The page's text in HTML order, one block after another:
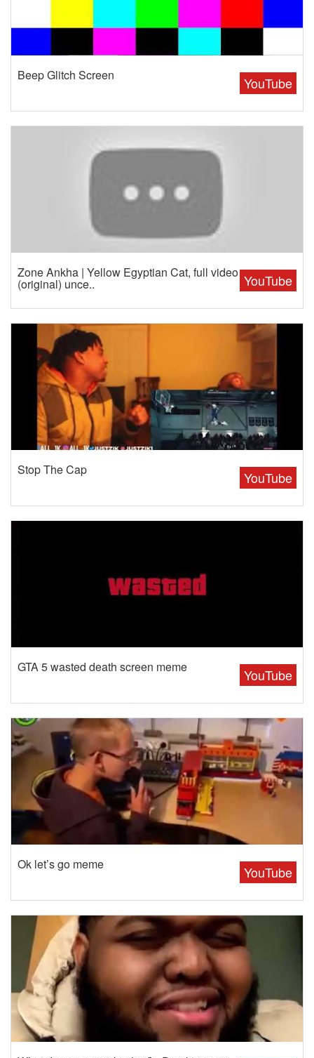
YouTube
Beep Glitch Screen
YouTube
Zone Ankha | Yellow Egyptian Cat, full video
(original) unce..
YouTube
Stop The Cap
YouTube
GTA 5 wasted death screen meme
YouTube
Ok let’s go meme